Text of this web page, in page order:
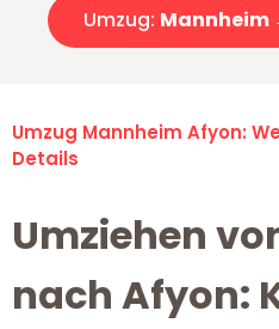
Umzug: Mannheim
Umzug Mannheim Afyon:
Details
Umziehen
nach Afyon: